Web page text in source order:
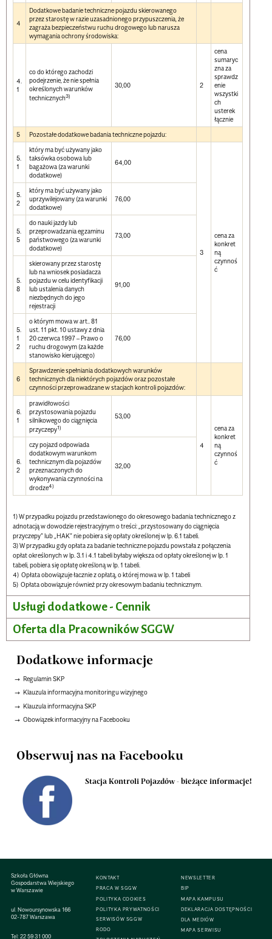
4
Dodatkowe badanie techniczne pojazdu skierowanego
przez starostę w razie uzasadnionego przypuszczenia, że
zagraża bezpieczeństwu ruchu drogowego lub narusza
wymagania ochrony środowiska:
4.
1
co do którego zachodzi
podejrzenie, że nie spełnia
określonych warunków
technicznych3)
30,00 2
cena
sumaryc
zna za
sprawdz
enie
wszystki
ch
usterek
łącznie
5 Pozostałe dodatkowe badania techniczne pojazdu:
5.
1
który ma być używany jako
taksówka osobowa lub
bagażowa (za warunki
dodatkowe)
64,00
3
cena za
konkret
ną
czynnoś
ć
5.
2
który ma być używany jako
uprzywilejowany (za warunki
dodatkowe)
76,00
5.
5
do nauki jazdy lub
przeprowadzania egzaminu
państwowego (za warunki
dodatkowe)
73,00
5.
8
skierowany przez starostę
lub na wniosek posiadacza
pojazdu w celu identyfikacji
lub ustalenia danych
niezbędnych do jego
rejestracji
91,00
5.
1
2
o którym mowa w art.. 81
ust. 11 pkt. 10 ustawy z dnia
20 czerwca 1997 – Prawo o
ruchu drogowym (za każde
stanowisko kierującego)
76,00
6
Sprawdzenie spełniania dodatkowych warunków
technicznych dla niektórych pojazdów oraz pozostałe
czynności przeprowadzane w stacjach kontroli pojazdów:
6.
1
prawidłowości
przystosowania pojazdu
silnikowego do ciągnięcia
przyczepy1)
53,00
4
cena za
konkret
ną
czynnoś
ć
6.
2
czy pojazd odpowiada
dodatkowym warunkom
technicznym dla pojazdów
przeznaczonych do
wykonywania czynności na
drodze4)
32,00
1) W przypadku pojazdu przedstawionego do okresowego badania technicznego z
adnotacją w dowodzie rejestracyjnym o treści: „przystosowany do ciągnięcia
przyczepy” lub „HAK” nie pobiera się opłaty określonej w lp. 6.1 tabeli.
3) W przypadku gdy opłata za badanie techniczne pojazdu powstała z połączenia
opłat określonych w lp. 3.1 i 4.1 tabeli byłaby większa od opłaty określonej w lp. 1
tabeli, pobiera się opłatę określoną w lp. 1 tabeli.
4) Opłata obowiązuje łacznie z opłatą, o której mowa w lp. 1 tabeli
5) Opłata obowiązuje również przy okresowym badaniu technicznym.
Usługi dodatkowe - Cennik
Oferta dla Pracowników SGGW
Dodatkowe informacje
Regulamin SKP
Klauzula informacyjna monitoringu wizyjnego
Klauzula informacyjna SKP
Obowiązek informacyjny na Facebooku
Obserwuj nas na Facebooku
Stacja Kontroli Pojazdów - bieżące informacje!
Szkoła Główna
Gospodarstwa Wiejskiego
w Warszawie
ul. Nowoursynowska 166
02-787 Warszawa
Tel:22 59 31 000
KONTAKT
PRACA W SGGW
POLITYKA COOKIES
POLITYKA PRYWATNOŚCI
SERWISÓW SGGW
RODO
NEWSLETTER
BIP
MAPA KAMPUSU
DEKLARACJA DOSTĘPNOŚCI
DLA MEDIÓW
MAPA SERWISU